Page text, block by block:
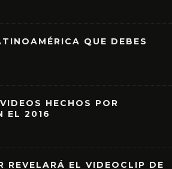
QUE DEBES
HECHOS POR
EL 2016
REVELARÁ EL VIDEOCLIP DE